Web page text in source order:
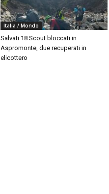
Italia / Mondo
Salvati 18 Scout bloccati in
Aspromonte, due recuperati in
elicottero